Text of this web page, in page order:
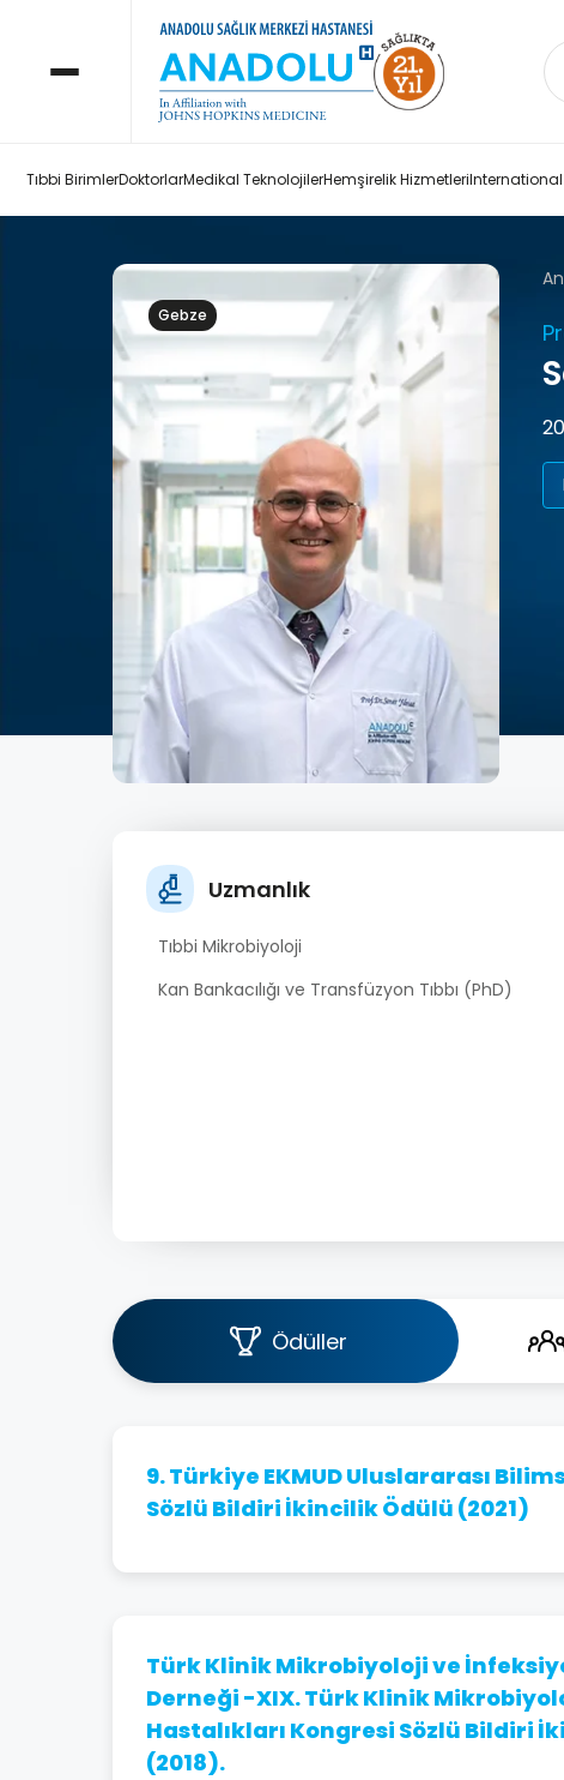
Tıbbi BirimlerDoktorlarMedikal TeknolojilerHemşirelik HizmetleriInternational
Gebze
Uzmanlık
Tıbbi Mikrobiyoloji
Kan Bankacılığı ve Transfüzyon Tıbbı (PhD)
Ödüller
9. Türkiye EKMUD Uluslararası
Sözlü Bildiri İkincilik Ödülü (2021)
Türk Klinik Mikrobiyoloji ve
Derneği -XIX. Türk Klinik
Hastalıkları Kongresi Sözlü Bildiri
(2018).